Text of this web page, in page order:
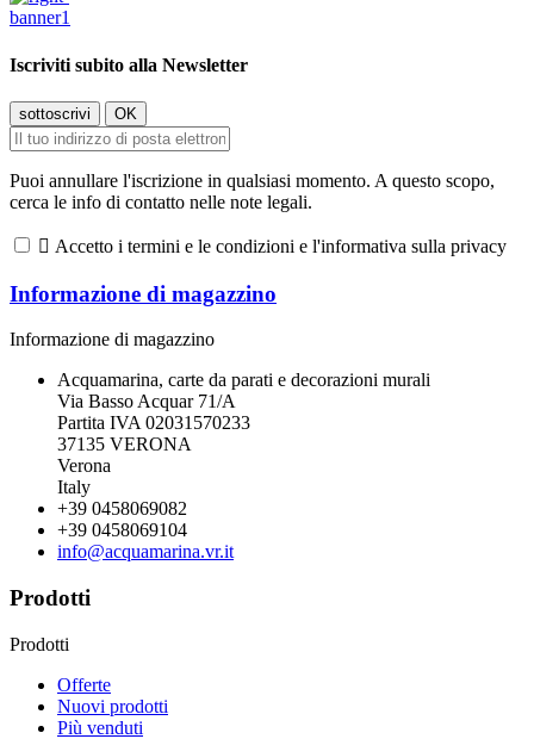
Iscriviti subito alla Newsletter
Puoi annullare l'iscrizione in qualsiasi momento. A questo scopo,
cerca le info di contatto nelle note legali.
 Accetto i termini e le condizioni e l'informativa sulla privacy
Informazione di magazzino
Informazione di magazzino
Acquamarina, carte da parati e decorazioni murali
Via Basso Acquar 71/A
Partita IVA 02031570233
37135 VERONA
Verona
Italy
+39 0458069082
+39 0458069104
info@acquamarina.vr.it
Prodotti
Prodotti
Offerte
Nuovi prodotti
Più venduti